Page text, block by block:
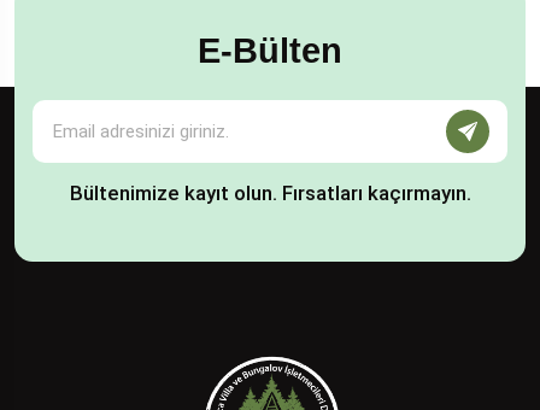
E-Bülten
Bültenimize kayıt olun. Fırsatları kaçırmayın.